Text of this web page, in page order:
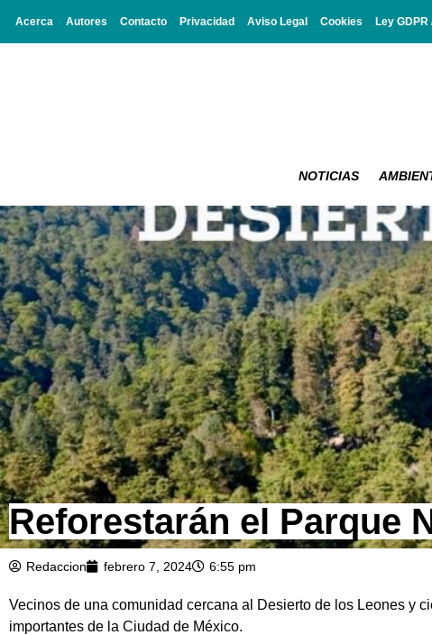
Acerca Autores Contacto Privacidad Aviso Legal Cookies Ley GDPR
NOTICIAS
Reforestarán el Parque
Redaccion febrero 7, 2024 6:55 pm
Vecinos de una comunidad cercana al Desierto de los Leones y
importantes de la Ciudad de México.